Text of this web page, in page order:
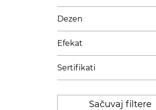
Dezen
Efekat
Sertifikati
Sačuvaj filtere